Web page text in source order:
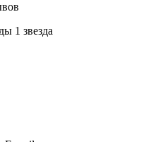
1 звeзда